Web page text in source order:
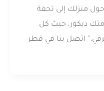
منزلك إلى تحفة
ديكور، حيث كل
اتصل بنا في قطر